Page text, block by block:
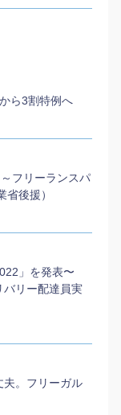
ら3割特例へ
フリーランスパ
後援）
」を発表〜
バリー配達員実
夫。フリーガル